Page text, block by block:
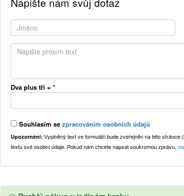
Dva plus tři = *
Souhlasím se zpracováním osobních údajů
Upozornění: Vyplněný text ve formuláři bude zveřejněn na této stránce
textu své osobní údaje. Pokud nám chcete napsat soukromou zprávu,